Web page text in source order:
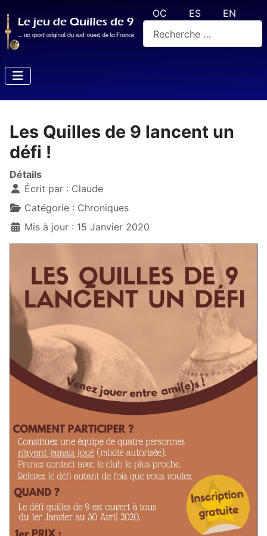
Sélectionnez votre langue
OC ES
EN
Les Quilles de 9 lancent un
défi !
Détails
Écrit par : Claude
Catégorie : Chroniques
Mis à jour : 15 Janvier 2020